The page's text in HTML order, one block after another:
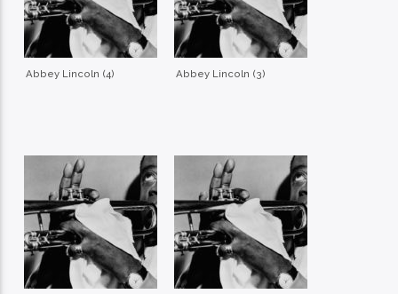
Abbey Lincoln (4) Abbey Lincoln (3)